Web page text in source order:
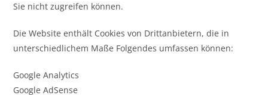
Sie nicht zugreifen können.
Die Website enthält Cookies von Drittanbietern, die in
unterschiedlichem Maße Folgendes umfassen können:
Google Analytics
Google AdSense